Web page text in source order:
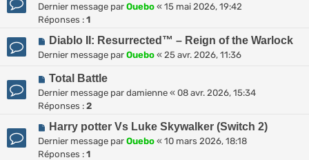
Dernier message par Ouebo « 15 mai 2026, 19:42
Réponses : 1
Diablo II: Resurrected™ – Reign of the Warlock
Dernier message par Ouebo « 25 avr. 2026, 11:36
Total Battle
Dernier message par damienne « 08 avr. 2026, 15:34
Réponses : 2
Harry potter Vs Luke Skywalker (Switch 2)
Dernier message par Ouebo « 10 mars 2026, 18:18
Réponses : 1